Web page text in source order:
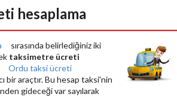
hesaplama
sırasında belirlediğiniz iki
taksimetre ücreti
Ordu taksi ücreti
bir araçtır. Bu hesap taksi'nin
gideceği var sayılarak